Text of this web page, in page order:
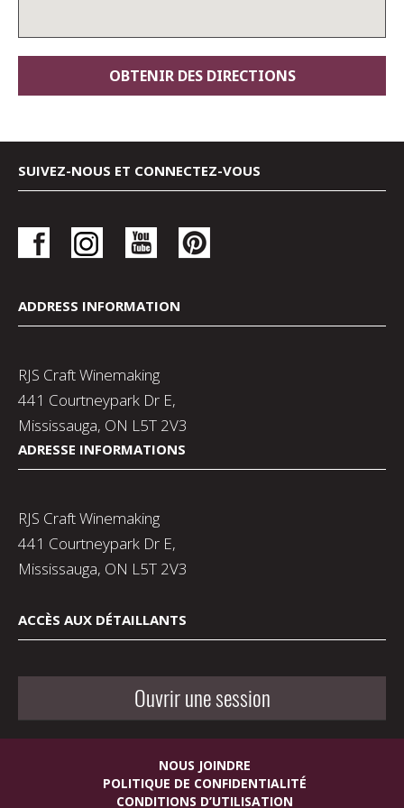
SUIVEZ-NOUS ET CONNECTEZ-VOUS
ADDRESS INFORMATION
RJS Craft Winemaking
441 Courtneypark Dr E,
Mississauga, ON L5T 2V3
ADRESSE INFORMATIONS
RJS Craft Winemaking
441 Courtneypark Dr E,
Mississauga, ON L5T 2V3
ACCÈS AUX DÉTAILLANTS
Ouvrir une session
NOUS JOINDRE
POLITIQUE DE CONFIDENTIALITÉ
CONDITIONS D’UTILISATION